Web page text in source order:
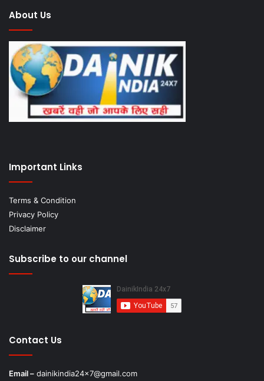
About Us
Important Links
Terms & Condition
Privacy Policy
Disclaimer
Subscribe to our channel
Contact Us
Email – dainikindia24x7@gmail.com